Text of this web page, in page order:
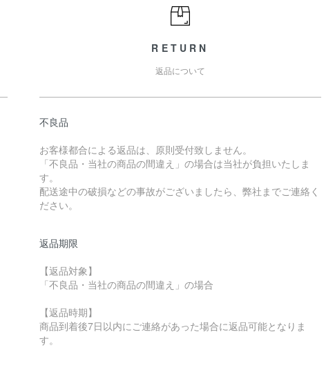
RETURN
返品について
不良品
お客様都合による返品は、原則受付致しません。
「不良品・当社の商品の間違え」の場合は当社が負担いたしま
す。
配送途中の破損などの事故がございましたら、弊社までご連絡く
ださい。
返品期限
【返品対象】
「不良品・当社の商品の間違え」の場合
【返品時期】
商品到着後7日以内にご連絡があった場合に返品可能となりま
す。